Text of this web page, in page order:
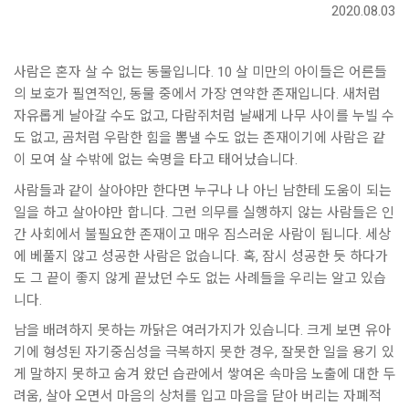
2020.08.03
사람은 혼자 살 수 없는 동물입니다. 10 살 미만의 아이들은 어른들
의 보호가 필연적인, 동물 중에서 가장 연약한 존재입니다. 새처럼
자유롭게 날아갈 수도 없고, 다람쥐처럼 날쌔게 나무 사이를 누빌 수
도 없고, 곰처럼 우람한 힘을 뽐낼 수도 없는 존재이기에 사람은 같
이 모여 살 수밖에 없는 숙명을 타고 태어났습니다.
사람들과 같이 살아야만 한다면 누구나 나 아닌 남한테 도움이 되는
일을 하고 살아야만 합니다. 그런 의무를 실행하지 않는 사람들은 인
간 사회에서 불필요한 존재이고 매우 짐스러운 사람이 됩니다. 세상
에 베풀지 않고 성공한 사람은 없습니다. 혹, 잠시 성공한 듯 하다가
도 그 끝이 좋지 않게 끝났던 수도 없는 사례들을 우리는 알고 있습
니다.
남을 배려하지 못하는 까닭은 여러가지가 있습니다. 크게 보면 유아
기에 형성된 자기중심성을 극복하지 못한 경우, 잘못한 일을 용기 있
게 말하지 못하고 숨겨 왔던 습관에서 쌓여온 속마음 노출에 대한 두
려움, 살아 오면서 마음의 상처를 입고 마음을 닫아 버리는 자폐적